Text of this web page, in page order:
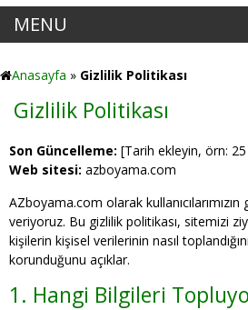
MENU
Anasayfa » Gizlilik Politikası
Gizlilik Politikası
Son Güncelleme: [Tarih ekleyin, örn:
Web sitesi: azboyama.com
AZboyama.com olarak
veriyoruz. Bu gizlilik politikası, sitemizi
kişilerin kişisel verilerinin nasıl
korunduğunu açıklar.
1. Hangi Bilgileri